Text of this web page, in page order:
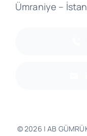
Ümraniye –
© 2026 | AB